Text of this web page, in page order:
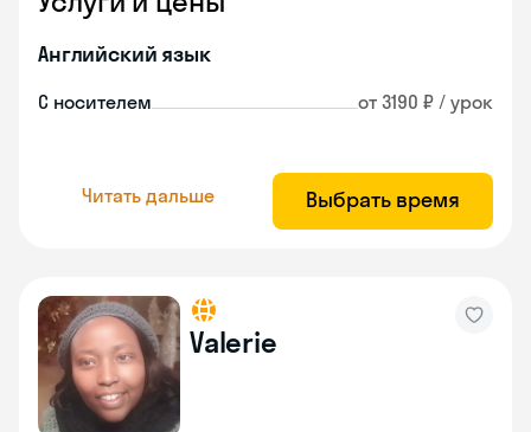
Английский язык
С носителем от 3190 ₽ / урок
Читать дальше Выбрать время
Valerie